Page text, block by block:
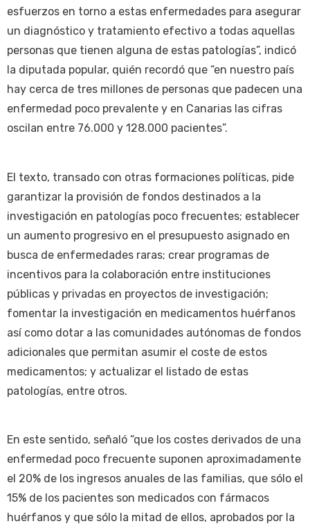
esfuerzos en torno a estas enfermedades para asegurar
un diagnóstico y tratamiento efectivo a todas aquellas
personas que tienen alguna de estas patologías”, indicó
la diputada popular, quién recordó que “en nuestro país
hay cerca de tres millones de personas que padecen una
enfermedad poco prevalente y en Canarias las cifras
oscilan entre 76.000 y 128.000 pacientes”.
El texto, transado con otras formaciones políticas, pide
garantizar la provisión de fondos destinados a la
investigación en patologías poco frecuentes; establecer
un aumento progresivo en el presupuesto asignado en
busca de enfermedades raras; crear programas de
incentivos para la colaboración entre instituciones
públicas y privadas en proyectos de investigación;
fomentar la investigación en medicamentos huérfanos
así como dotar a las comunidades autónomas de fondos
adicionales que permitan asumir el coste de estos
medicamentos; y actualizar el listado de estas
patologías, entre otros.
En este sentido, señaló “que los costes derivados de una
enfermedad poco frecuente suponen aproximadamente
el 20% de los ingresos anuales de las familias, que sólo el
15% de los pacientes son medicados con fármacos
huérfanos y que sólo la mitad de ellos, aprobados por la